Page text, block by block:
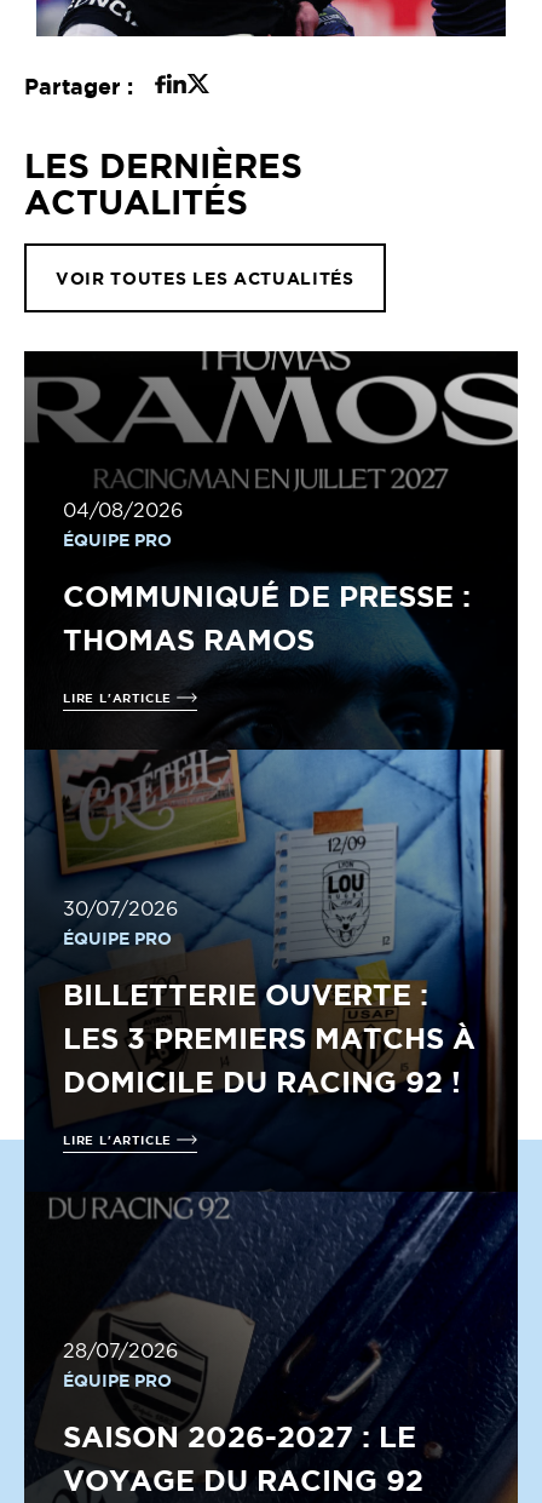
Partager :
LES DERNIÈRES
ACTUALITÉS
VOIR TOUTES LES ACTUALITÉS
04/08/2026
ÉQUIPE PRO
COMMUNIQUÉ DE PRESSE :
THOMAS RAMOS
LIRE L'ARTICLE
30/07/2026
ÉQUIPE PRO
BILLETTERIE OUVERTE :
LES 3 PREMIERS MATCHS À
DOMICILE DU RACING 92 !
LIRE L'ARTICLE
28/07/2026
ÉQUIPE PRO
SAISON 2026-2027 : LE
VOYAGE DU RACING 92